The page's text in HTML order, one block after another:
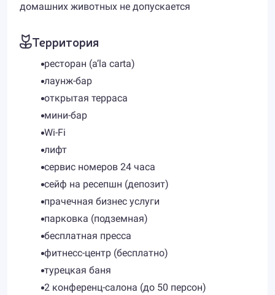
домашних животных не допускается
Территория
ресторан (a’la carta)
лаунж-бар
открытая терраса
мини-бар
Wi-Fi
лифт
сервис номеров 24 часа
сейф на ресепшн (депозит)
прачечная бизнес услуги
парковка (подземная)
бесплатная пресса
фитнесс-центр (бесплатно)
турецкая баня
2 конференц-салона (до 50 персон)